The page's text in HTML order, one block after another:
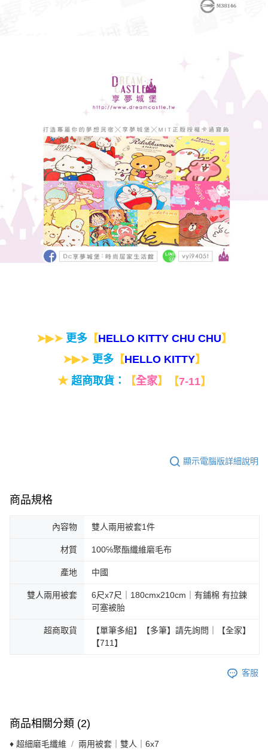
➤▶➤ 更多【HELLO KITTY CHU CHU】
➤▶➤ 更多【HELLO KITTY】
★ 超商取貨： 【全家】 【7-11】
顯示電腦版詳細說明
商品規格
內容物 雙人兩用被套1件
材質 100℅聚酯纖維磨毛布
產地 中國
雙人兩用被套
6尺x7尺｜180cmx210cm｜有鋪棉 有拉鍊
可塞被胎
超商取貨
【單筆多組】【多筆】請先詢問｜【全家】
【711】
客服
商品相關分類 (2)
♦ 超細磨毛纖維 兩用被套｜雙人｜6x7